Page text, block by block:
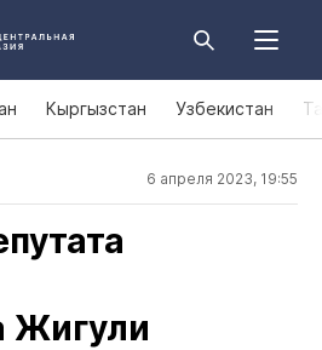
Кыргызстан Узбекистан
6 апреля 2023, 19:55
Жигули